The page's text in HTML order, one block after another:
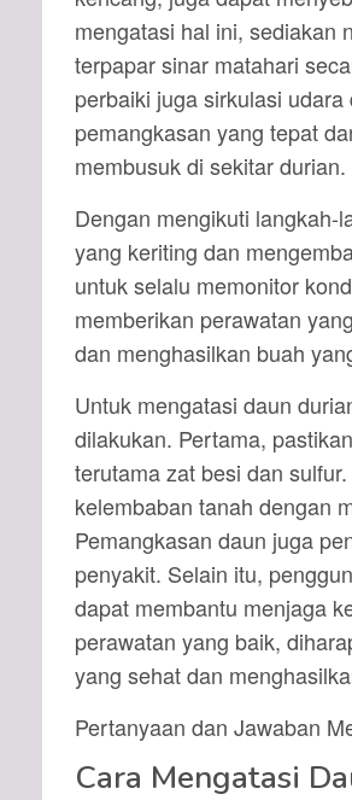
mengatasi hal ini, sediakan
terpapar sinar matahari
perbaiki juga sirkulasi
pemangkasan yang tepat
membusuk di sekitar durian.
Dengan mengikuti langkah-
yang keriting dan
untuk selalu memonitor
memberikan perawatan
dan menghasilkan buah
Untuk mengatasi daun
dilakukan. Pertama,
terutama zat besi dan
kelembaban tanah dengan
Pemangkasan daun juga
penyakit. Selain itu,
dapat membantu menjaga
perawatan yang baik,
yang sehat dan
Pertanyaan dan Jawaban
Cara Mengatasi